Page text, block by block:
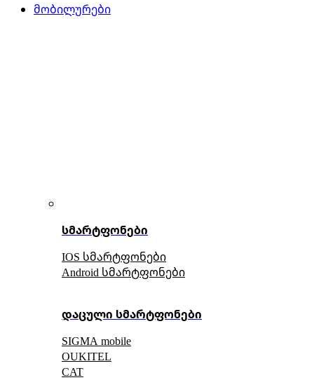
მობილურები
სმარტფონები
IOS სმარტფონები
Android სმარტფონები
დაცული სმარტფონები
SIGMA mobile
OUKITEL
CAT